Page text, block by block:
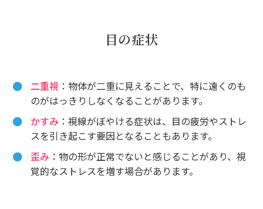
目の症状
二重視 ：物体が二重に見えることで、特に遠くのも
のがはっきりしなくなることがあります。
かすみ ：視線がぼやける症状は、目の疲労やストレ
スを引き起こす要因となることもあります。
歪み ：物の形が正常でないと感じることがあり、視
覚的なストレスを増す場合があります。